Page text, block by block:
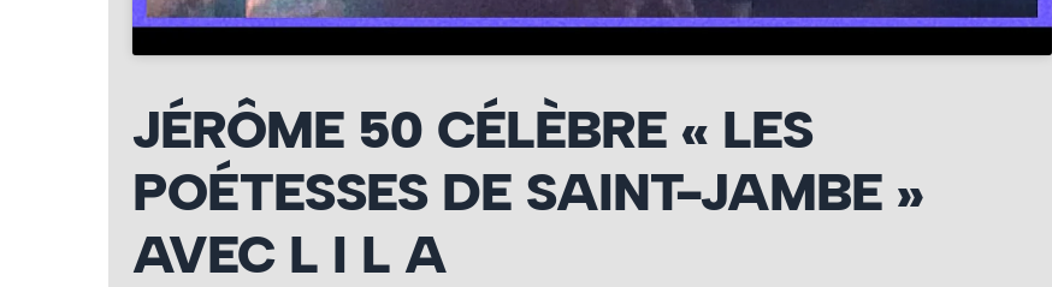
JÉRÔME 50 CÉLÈBRE « LES
POÉTESSES DE SAINT-JAMBE »
AVEC L I L A